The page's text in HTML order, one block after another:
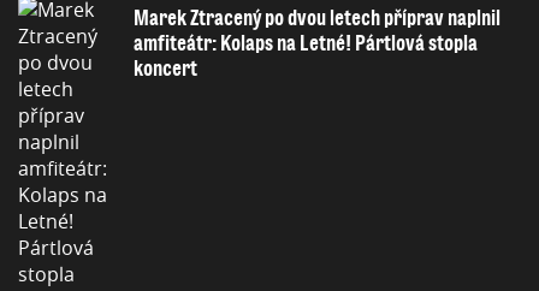
Marek Ztracený po dvou letech příprav naplnil
amfiteátr: Kolaps na Letné! Pártlová stopla
koncert